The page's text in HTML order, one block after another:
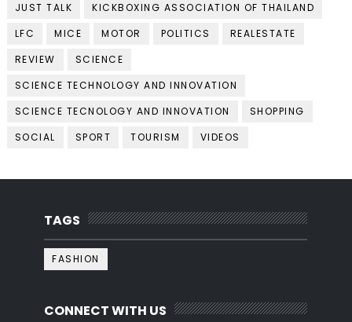
JUST TALK
KICKBOXING ASSOCIATION OF THAILAND
LFC
MICE MOTOR POLITICS
REALESTATE
REVIEW
SCIENCE
SCIENCE TECHNOLOGY AND INNOVATION
SCIENCE TECNOLOGY AND INNOVATION
SHOPPING
SOCIAL
SPORT TOURISM VIDEOS
TAGS
FASHION
CONNECT WITH US